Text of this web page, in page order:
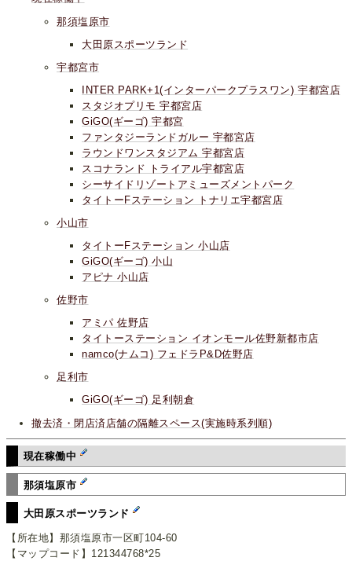
那須塩原市
大田原スポーツランド
宇都宮市
INTER PARK+1(インターパークプラスワン) 宇都宮店
スタジオプリモ 宇都宮店
GiGO(ギーゴ) 宇都宮
ファンタジーランドガルー 宇都宮店
ラウンドワンスタジアム 宇都宮店
スコナランド トライアル宇都宮店
シーサイドリゾートアミューズメントパーク
タイトーFステーション トナリエ宇都宮店
小山市
タイトーFステーション 小山店
GiGO(ギーゴ) 小山
アピナ 小山店
佐野市
アミパ 佐野店
タイトーステーション イオンモール佐野新都市店
namco(ナムコ) フェドラP&D佐野店
足利市
GiGO(ギーゴ) 足利朝倉
撤去済・閉店済店舗の隔離スペース(実施時系列順)
現在稼働中
那須塩原市
大田原スポーツランド
【所在地】那須塩原市一区町104-60
【マップコード】121344768*25